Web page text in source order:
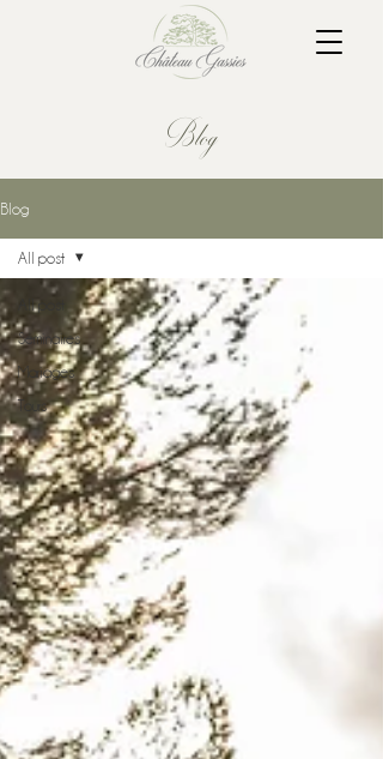
Blog
Blog
All post
Séminaires
Mariages
Tours
All post